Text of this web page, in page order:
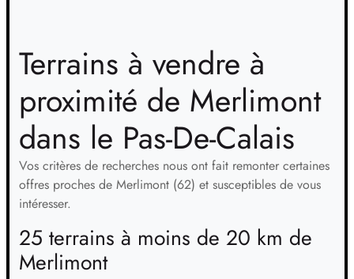
Terrains à vendre à
proximité de Merlimont
dans le Pas-De-Calais
Vos critères de recherches nous ont fait remonter certaines
offres proches de Merlimont (62) et susceptibles de vous
intéresser.
25 terrains à moins de 20 km de
Merlimont